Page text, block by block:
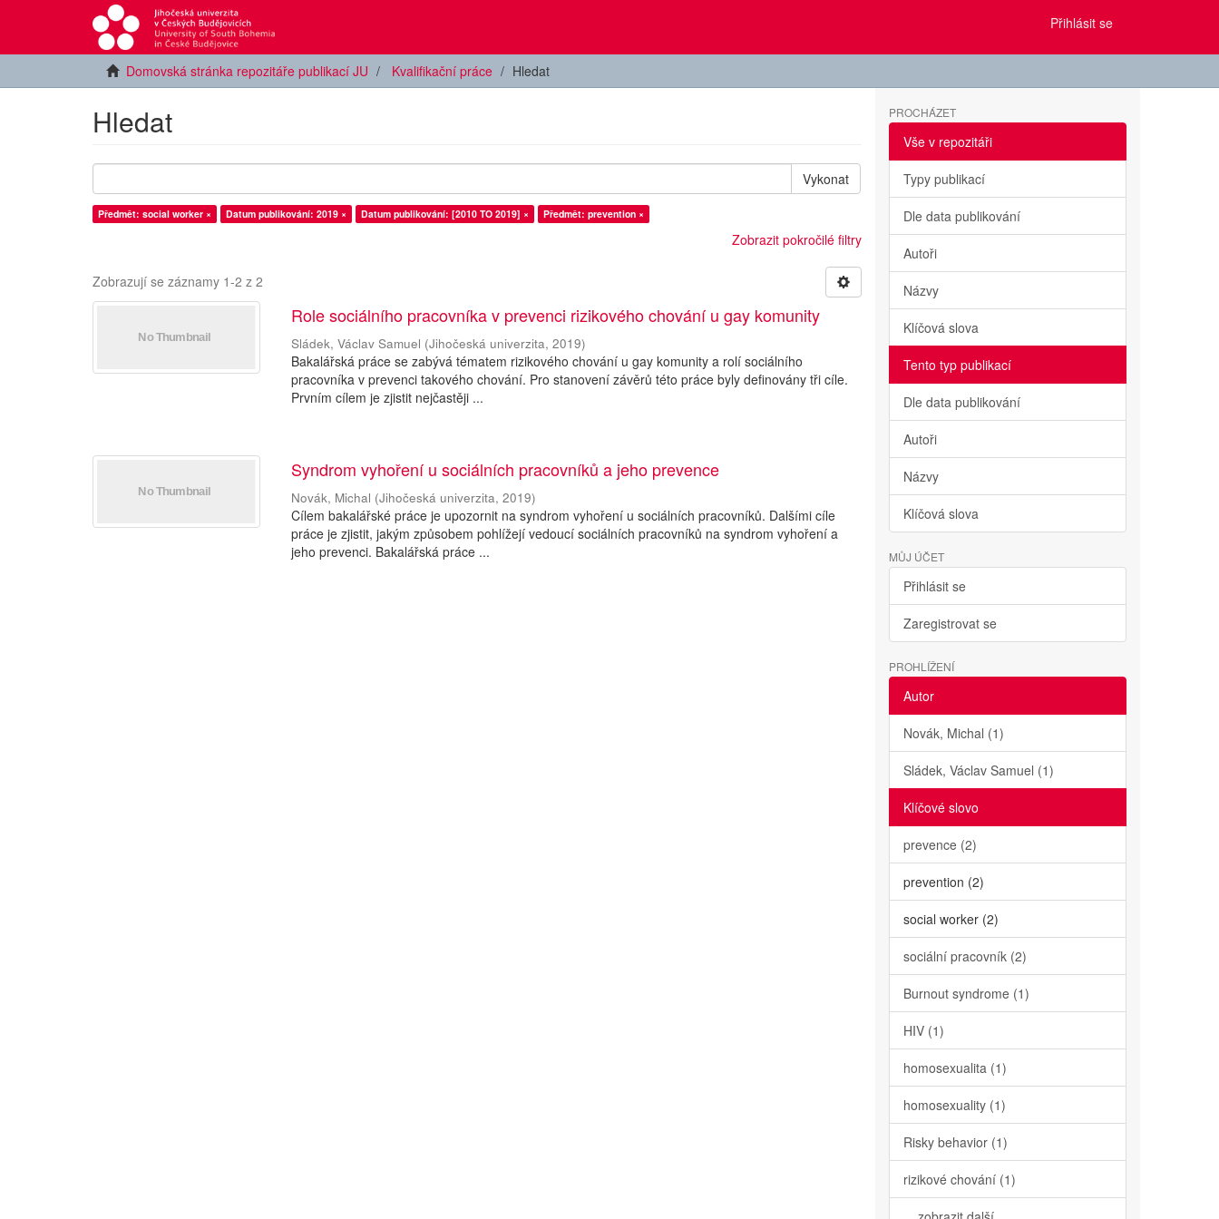
Přihlásit se
Domovská stránka repozitáře publikací JU Kvalifikační práce Hledat
Hledat
Vykonat
Předmět: social worker × Datum publikování: 2019 × Datum publikování: [2010 TO 2019] × Předmět: prevention ×
Zobrazit pokročilé filtry
Zobrazují se záznamy 1-2 z 2
Role sociálního pracovníka v prevenci rizikového chování u gay komunity
Sládek, Václav Samuel (Jihočeská univerzita,2019)
Bakalářská práce se zabývá tématem rizikového chování u gay komunity a rolí sociálního
pracovníka v prevenci takového chování. Pro stanovení závěrů této práce byly definovány tři cíle.
Prvním cílem je zjistit nejčastěji ...
Syndrom vyhoření u sociálních pracovníků a jeho prevence
Novák, Michal (Jihočeská univerzita,2019)
Cílem bakalářské práce je upozornit na syndrom vyhoření u sociálních pracovníků. Dalšími cíle
práce je zjistit, jakým způsobem pohlížejí vedoucí sociálních pracovníků na syndrom vyhoření a
jeho prevenci. Bakalářská práce ...
PROCHÁZET
Vše v repozitáři
Typy publikací
Dle data publikování
Autoři
Názvy
Klíčová slova
Tento typ publikací
Dle data publikování
Autoři
Názvy
Klíčová slova
MŮJ ÚČET
Přihlásit se
Zaregistrovat se
PROHLÍŽENÍ
Autor
Novák, Michal (1)
Sládek, Václav Samuel (1)
Klíčové slovo
prevence (2)
prevention (2)
social worker (2)
sociální pracovník (2)
Burnout syndrome (1)
HIV (1)
homosexualita (1)
homosexuality (1)
Risky behavior (1)
rizikové chování (1)